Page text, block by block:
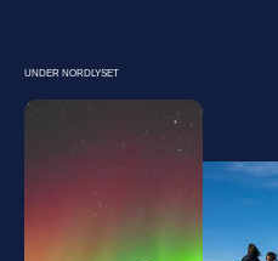
UNDER NORDLYSET